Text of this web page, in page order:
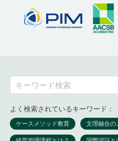
よく検索されているキーワード：